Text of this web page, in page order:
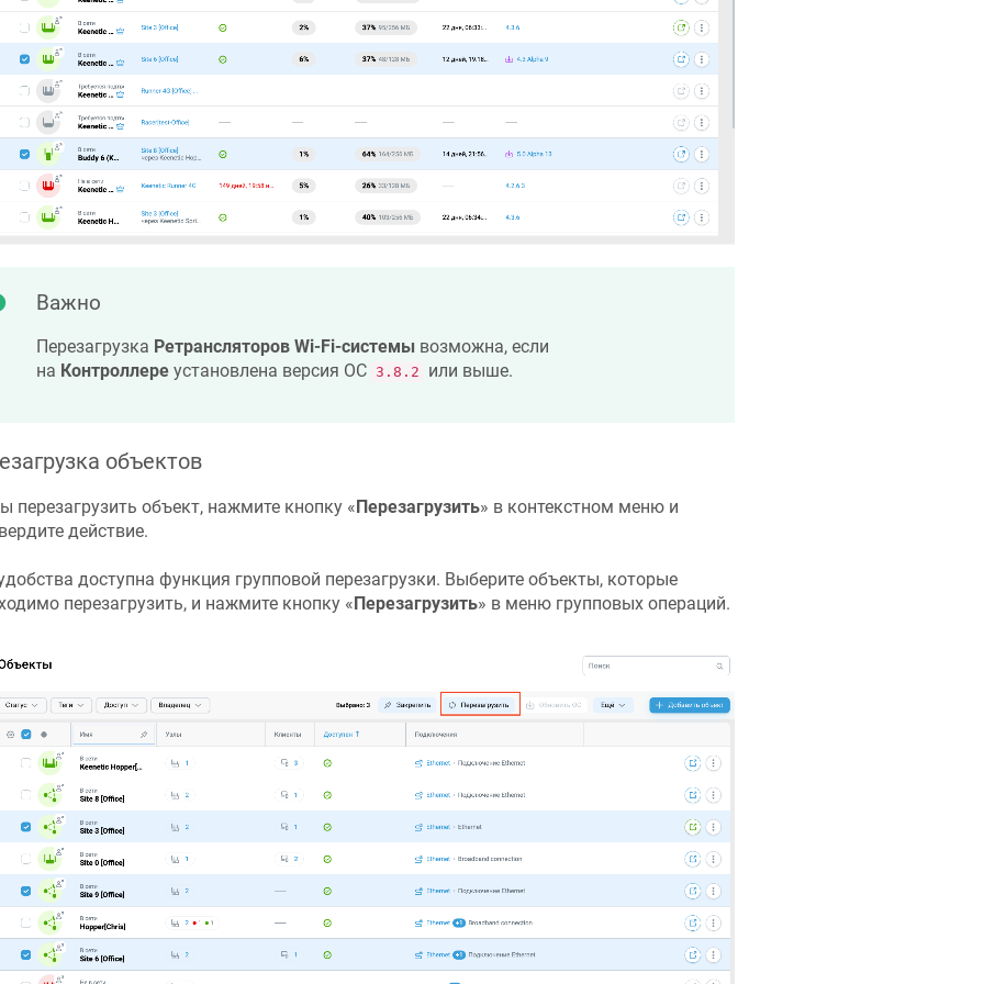
Важно
Перезагрузка Ретрансляторов Wi-Fi-системы возможна, если
на Контроллереустановлена версия ОС 3.8.2 или выше.
объектов
перезагрузить объект, нажмите кнопку «Перезагрузить» в контекстном меню и
действие.
доступна функция групповой перезагрузки. Выберите объекты, которые
перезагрузить, и нажмите кнопку «Перезагрузить» в меню групповых операций.